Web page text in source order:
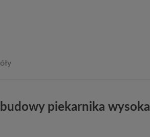
piekarnika